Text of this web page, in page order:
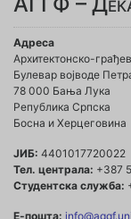
Адреса
Архитектонско-
Булевар војводе
78 000 Бања Лука
Република Српска
Босна и Херцеговина
ЈИБ: 4401017720022
Тел. централа: +387
Студентска служба:
Е-пошта: